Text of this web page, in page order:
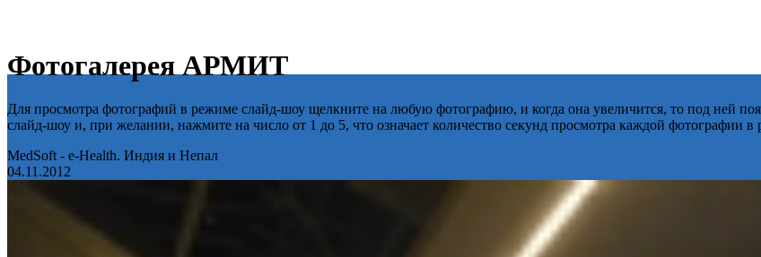
Фотогалерея АРМИТ
Для просмотра фотографий в режиме слайд-шоу щелкните на любую фотографию, и когда она увеличится, то под ней
слайд-шоу и, при желании, нажмите на число от 1 до 5, что означает количество секунд просмотра каждой фотографии в
MedSoft - e-Health. Индия и Непал
04.11.2012